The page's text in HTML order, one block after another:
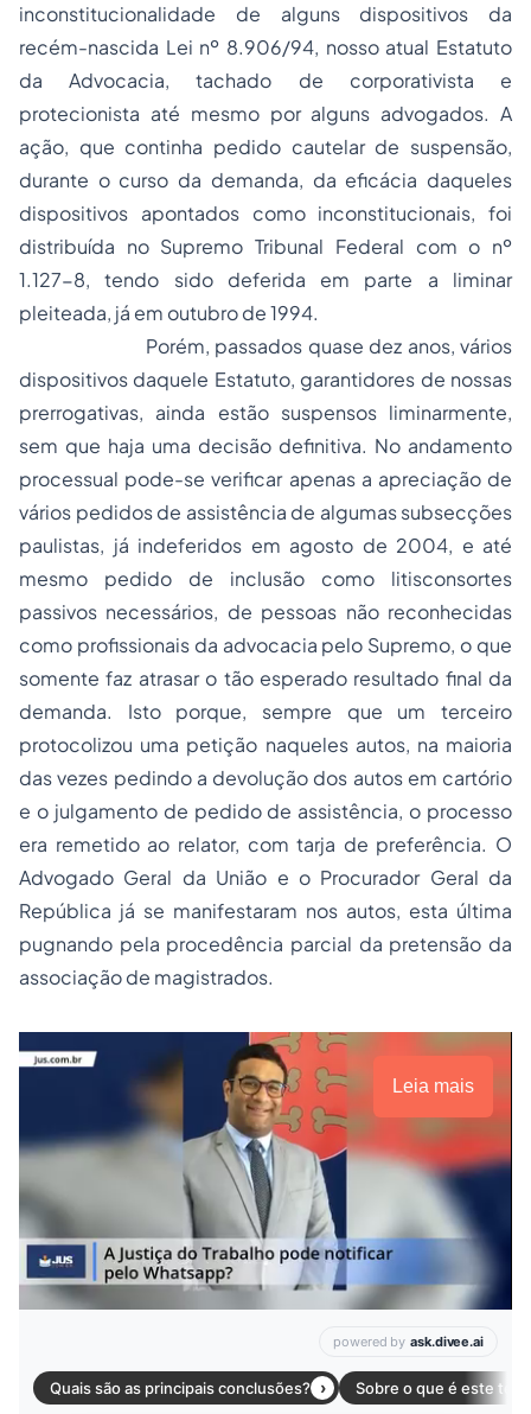
inconstitucionalidade de alguns dispositivos da
recém-nascida Lei nº 8.906/94, nosso atual Estatuto
da Advocacia, tachado de corporativista e
protecionista até mesmo por alguns advogados. A
ação, que continha pedido cautelar de suspensão,
durante o curso da demanda, da eficácia daqueles
dispositivos apontados como inconstitucionais, foi
distribuída no Supremo Tribunal Federal com o nº
1.127-8, tendo sido deferida em parte a liminar
pleiteada, já em outubro de 1994.
Porém, passados quase dez anos, vários
dispositivos daquele Estatuto, garantidores de nossas
prerrogativas, ainda estão suspensos liminarmente,
sem que haja uma decisão definitiva. No andamento
processual pode-se verificar apenas a apreciação de
vários pedidos de assistência de algumas subsecções
paulistas, já indeferidos em agosto de 2004, e até
mesmo pedido de inclusão como litisconsortes
passivos necessários, de pessoas não reconhecidas
como profissionais da advocacia pelo Supremo, o que
somente faz atrasar o tão esperado resultado final da
demanda. Isto porque, sempre que um terceiro
protocolizou uma petição naqueles autos, na maioria
das vezes pedindo a devolução dos autos em cartório
e o julgamento de pedido de assistência, o processo
era remetido ao relator, com tarja de preferência. O
Advogado Geral da União e o Procurador Geral da
República já se manifestaram nos autos, esta última
pugnando pela procedência parcial da pretensão da
associação de magistrados.
Leia mais